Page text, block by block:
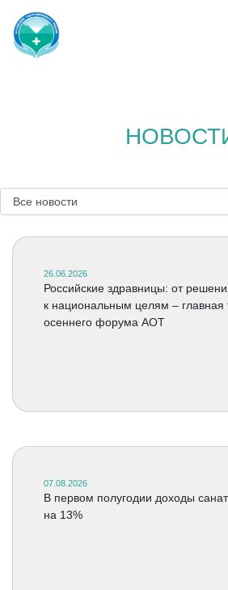
26.06.2026
Российские здравницы: от
к национальным целям – главная
осеннего форума АОТ
07.08.2026
В первом полугодии доходы
на 13%